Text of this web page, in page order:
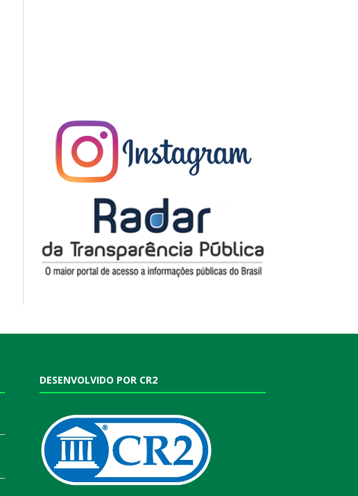
DESENVOLVIDO POR CR2